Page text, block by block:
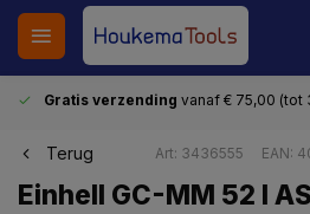
Gratis verzending vanaf € 75,00 (tot
Terug Art: 3436555 EAN:
Einhell GC-MM 52 I